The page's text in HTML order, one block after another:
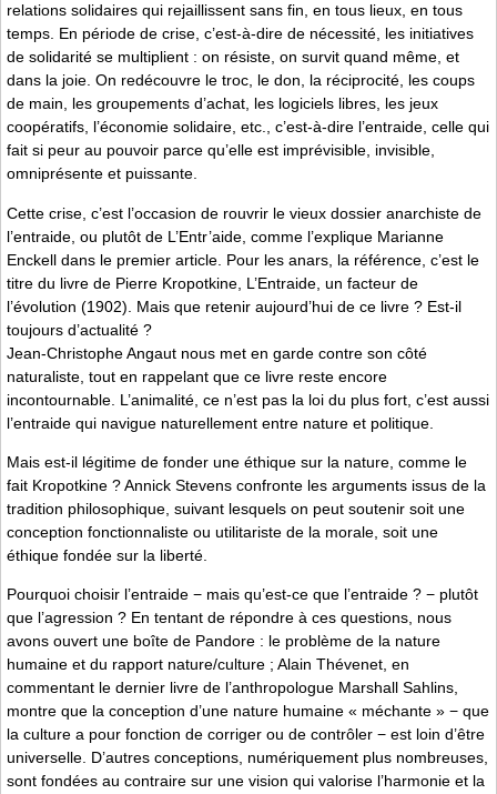
relations solidaires qui rejaillissent sans fin, en tous lieux, en tous
temps. En période de crise, c’est-à-dire de nécessité, les initiatives
de solidarité se multiplient : on résiste, on survit quand même, et
dans la joie. On redécouvre le troc, le don, la réciprocité, les coups
de main, les groupements d’achat, les logiciels libres, les jeux
coopératifs, l’économie solidaire, etc., c’est-à-dire l’entraide, celle qui
fait si peur au pouvoir parce qu’elle est imprévisible, invisible,
omniprésente et puissante.
Cette crise, c’est l’occasion de rouvrir le vieux dossier anarchiste de
l’entraide, ou plutôt de L’Entr’aide, comme l’explique Marianne
Enckell dans le premier article. Pour les anars, la référence, c’est le
titre du livre de Pierre Kropotkine, L’Entraide, un facteur de
l’évolution (1902). Mais que retenir aujourd’hui de ce livre ? Est-il
toujours d’actualité ?
Jean-Christophe Angaut nous met en garde contre son côté
naturaliste, tout en rappelant que ce livre reste encore
incontournable. L’animalité, ce n’est pas la loi du plus fort, c’est aussi
l’entraide qui navigue naturellement entre nature et politique.
Mais est-il légitime de fonder une éthique sur la nature, comme le
fait Kropotkine ? Annick Stevens confronte les arguments issus de la
tradition philosophique, suivant lesquels on peut soutenir soit une
conception fonctionnaliste ou utilitariste de la morale, soit une
éthique fondée sur la liberté.
Pourquoi choisir l’entraide − mais qu’est-ce que l’entraide ? − plutôt
que l’agression ? En tentant de répondre à ces questions, nous
avons ouvert une boîte de Pandore : le problème de la nature
humaine et du rapport nature/culture ; Alain Thévenet, en
commentant le dernier livre de l’anthropologue Marshall Sahlins,
montre que la conception d’une nature humaine « méchante » − que
la culture a pour fonction de corriger ou de contrôler − est loin d’être
universelle. D’autres conceptions, numériquement plus nombreuses,
sont fondées au contraire sur une vision qui valorise l’harmonie et la